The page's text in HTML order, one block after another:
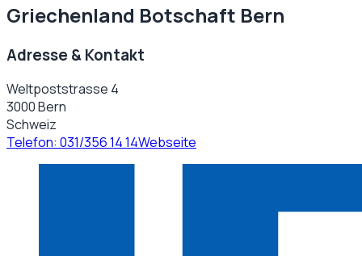
Griechenland Botschaft Bern
Adresse & Kontakt
Weltpoststrasse 4
3000 Bern
Schweiz
Telefon: 031/356 14 14Webseite